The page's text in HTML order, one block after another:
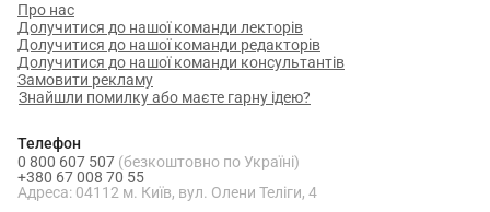
Про нас
Долучитися до нашої команди лекторів
Долучитися до нашої команди редакторів
Долучитися до нашої команди консультантів
Замовити рекламу
Знайшли помилку або маєте гарну ідею?
Телефон
0 800 607 507 (безкоштовно по Україні)
+380 67 008 70 55
Адреса: 04112 м. Київ, вул. Олени Теліги, 4